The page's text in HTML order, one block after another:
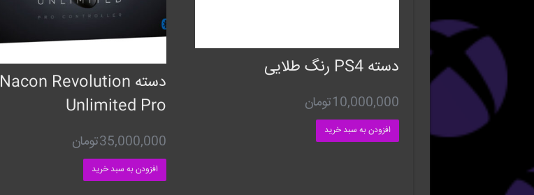
دسته PS4 رنگ طلایی
10,000,000تومان
افزودن به سبد خرید
دسته Nacon Revolution
Unlimited Pro
35,000,000تومان
افزودن به سبد خرید